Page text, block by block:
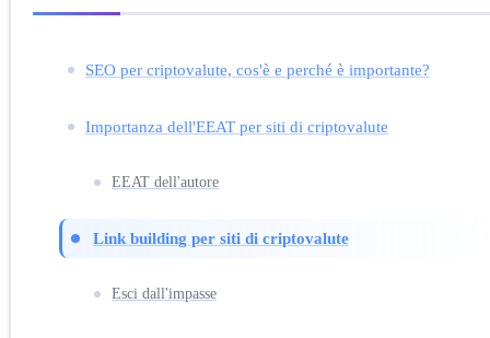
SEO per criptovalute, cos'è e perché è importante?
Importanza dell'EEAT per siti di criptovalute
EEAT dell'autore
Link building per siti di criptovalute
Esci dall'impasse